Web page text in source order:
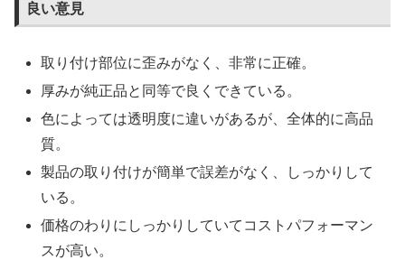
良い意見
取り付け部位に歪みがなく、非常に正確。
厚みが純正品と同等で良くできている。
色によっては透明度に違いがあるが、全体的に高品
質。
製品の取り付けが簡単で誤差がなく、しっかりして
いる。
価格のわりにしっかりしていてコストパフォーマン
スが高い。